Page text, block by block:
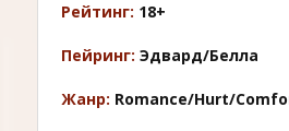
Рейтинг: 18+
Пейринг: Эдвард/Белла
Жанр: Romance/Hurt/